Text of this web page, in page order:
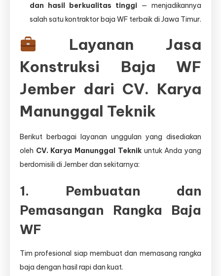
dan hasil berkualitas tinggi — menjadikannya
salah satu kontraktor baja WF terbaik di Jawa Timur.
Layanan Jasa
Konstruksi Baja WF
Jember dari CV. Karya
Manunggal Teknik
Berikut berbagai layanan unggulan yang disediakan
oleh CV. Karya Manunggal Teknikuntuk Anda yang
berdomisili di Jember dan sekitarnya:
1. Pembuatan dan
Pemasangan Rangka Baja
WF
Tim profesional siap membuat dan memasang rangka
baja dengan hasil rapi dan kuat.